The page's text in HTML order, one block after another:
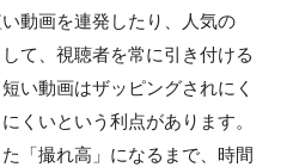
動画を連発したり、人気の
て、視聴者を常に引き付ける
い動画はザッピングされにく
くいという利点があります。
「撮れ高」になるまで、時間